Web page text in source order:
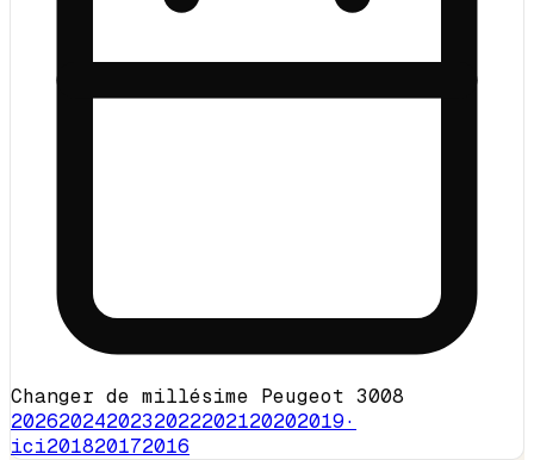
Changer de millésime Peugeot 3008
2026202420232022202120202019·
ici201820172016